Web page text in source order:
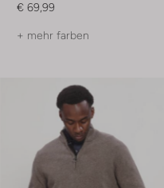
€ 69,99
+ mehr farben